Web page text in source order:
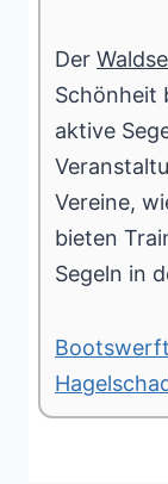
Der
Schönheit
aktive
Vereine,
bieten
Segeln in